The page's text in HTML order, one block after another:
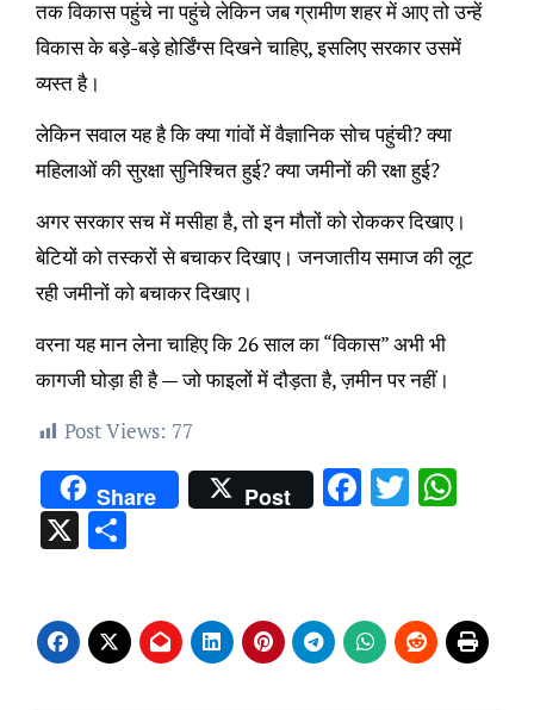
तक विकास पहुंचे ना पहुंचे लेकिन जब ग्रामीण शहर में आए तो उन्हें
विकास के बड़े-बड़े होर्डिंग्स दिखने चाहिए, इसलिए सरकार उसमें
व्यस्त है।
लेकिन सवाल यह है कि क्या गांवों में वैज्ञानिक सोच पहुंची? क्या
महिलाओं की सुरक्षा सुनिश्चित हुई? क्या जमीनों की रक्षा हुई?
अगर सरकार सच में मसीहा है, तो इन मौतों को रोककर दिखाए।
बेटियों को तस्करों से बचाकर दिखाए। जनजातीय समाज की लूट
रही जमीनों को बचाकर दिखाए।
वरना यह मान लेना चाहिए कि 26 साल का “विकास” अभी भी
कागजी घोड़ा ही है — जो फाइलों में दौड़ता है, ज़मीन पर नहीं।
Post Views: 77
Share Post Facebook
Twitter
X Share